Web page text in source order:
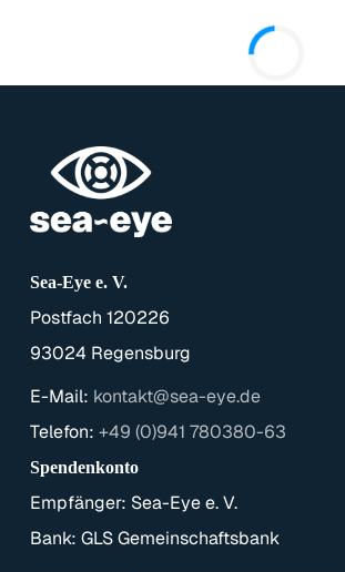
Sea-Eye e. V.
Postfach 120226
93024 Regensburg
E-Mail: kontakt@sea-eye.de
Telefon: +49 (0)941 780380-63
Spendenkonto
Empfänger: Sea-Eye e. V.
Bank: GLS Gemeinschaftsbank